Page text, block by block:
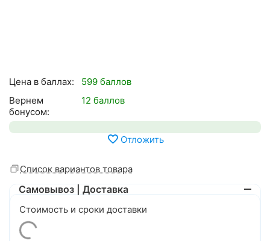
Цена в баллах:
599 баллов
Вернем
бонусом:
12 баллов
Отложить
Список вариантов товара
Самовывоз | Доставка
Стоимость и сроки доставки